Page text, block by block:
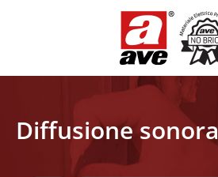
Diffusione sonora